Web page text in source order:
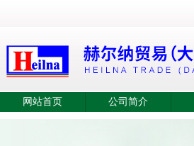
网站首页 公司简介